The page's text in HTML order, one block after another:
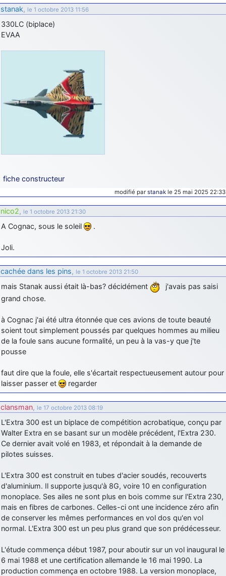
d9pouces: cette fois, c'est le Brésil et Singapour qui mettent le site
par terre
jericho
tout voir
stanak, le 1 octobre 2013 11:56
330LC (biplace)
EVAA
fiche constructeur
modifié par stanak le 25 mai 2025 22:33
nico2, le 1 octobre 2013 21:30
A Cognac, sous le soleil .
Joli.
cachée dans les pins, le 1 octobre 2013 21:50
mais Stanak aussi était là-bas? décidément
j'avais pas saisi
grand chose.
à Cognac j'ai été ultra étonnée que ces avions de toute beauté
soient tout simplement poussés par quelques hommes au milieu
de la foule sans aucune formalité, un peu à la vas-y que j'te
pousse
faut dire que la foule, elle s'écartait respectueusement autour pour
laisser passer et
regarder
clansman, le 17 octobre 2013 08:19
L'Extra 300 est un biplace de compétition acrobatique, conçu par
Walter Extra en se basant sur un modèle précédent, l'Extra 230.
Ce dernier avait volé en 1983, et répondait à la demande de
pilotes suisses.
L'Extra 300 est construit en tubes d'acier soudés, recouverts
d'aluminium. Il supporte jusqu'à 8G, voire 10 en configuration
monoplace. Ses ailes ne sont plus en bois comme sur l'Extra 230,
mais en fibres de carbones. Celles-ci ont une incidence zéro afin
de conserver les mêmes performances en vol dos qu'en vol
normal. L'Extra 300 est un peu plus grand que son prédécesseur.
L'étude commença début 1987, pour aboutir sur un vol inaugural le
6 mai 1988 et une certification allemande le 16 mai 1990. La
production commença en octobre 1988. La version monoplace,